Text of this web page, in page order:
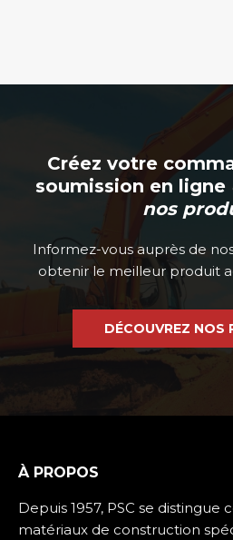
Créez votre
soumission en ligne
nos
Informez-vous auprès de
obtenir le meilleur produit
DÉCOUVREZ NOS
À PROPOS
Depuis 1957, PSC se
matériaux de construction